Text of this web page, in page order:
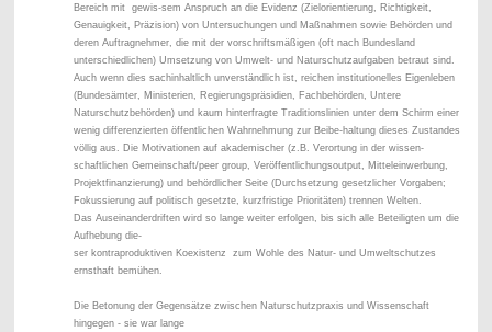
Bereich mit gewis-sem Anspruch an die Evidenz (Zielorientierung, Richtigkeit,
Genauigkeit, Präzision) von Untersuchungen und Maßnahmen sowie Behörden und
deren Auftragnehmer, die mit der vorschriftsmäßigen (oft nach Bundesland
unterschiedlichen) Umsetzung von Umwelt- und Naturschutzaufgaben betraut sind.
Auch wenn dies sachinhaltlich unverständlich ist, reichen institutionelles Eigenleben
(Bundesämter, Ministerien, Regierungspräsidien, Fachbehörden, Untere
Naturschutzbehörden) und kaum hinterfragte Traditionslinien unter dem Schirm einer
wenig differenzierten öffentlichen Wahrnehmung zur Beibe-haltung dieses Zustandes
völlig aus. Die Motivationen auf akademischer (z.B. Verortung in der wissen-
schaftlichen Gemeinschaft/peer group, Veröffentlichungsoutput, Mitteleinwerbung,
Projektfinanzierung) und behördlicher Seite (Durchsetzung gesetzlicher Vorgaben;
Fokussierung auf politisch gesetzte, kurzfristige Prioritäten) trennen Welten.
Das Auseinanderdriften wird so lange weiter erfolgen, bis sich alle Beteiligten um die
Aufhebung die-
ser kontraproduktiven Koexistenz zum Wohle des Natur- und Umweltschutzes
ernsthaft bemühen.
Die Betonung der Gegensätze zwischen Naturschutzpraxis und Wissenschaft
hingegen - sie war lange